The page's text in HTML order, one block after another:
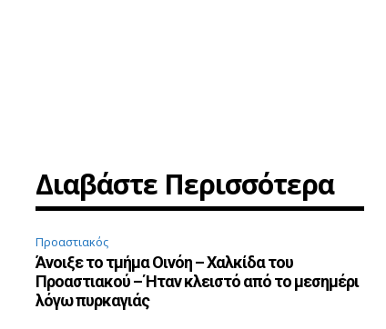
Διαβάστε Περισσότερα
Προαστιακός
Άνοιξε το τμήμα Οινόη – Χαλκίδα του
Προαστιακού – Ήταν κλειστό από το μεσημέρι
λόγω πυρκαγιάς